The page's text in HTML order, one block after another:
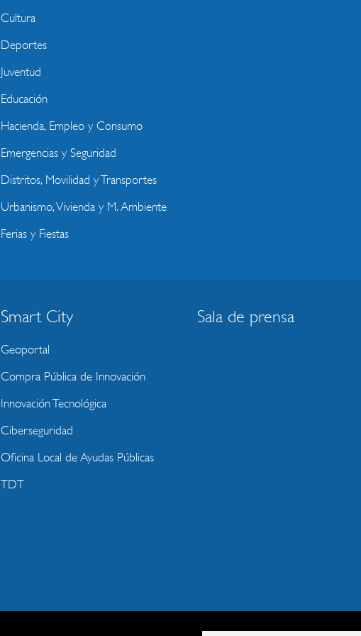
Cultura
Deportes
Juventud
Educación
Hacienda, Empleo y Consumo
Emergencias y Seguridad
Distritos, Movilidad y Transportes
Urbanismo, Vivienda y M. Ambiente
Ferias y Fiestas
Smart City
Geoportal
Compra Pública de Innovación
Innovación Tecnológica
Ciberseguridad
Oficina Local de Ayudas Públicas
TDT
Sala de prensa